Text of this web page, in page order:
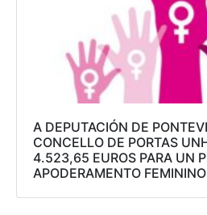
A DEPUTACIÓN DE
CONCELLO DE PORTAS
4.523,65 EUROS PARA UN
APODERAMENTO FEMININO